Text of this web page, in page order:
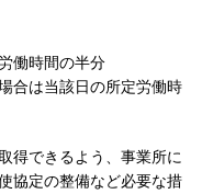
働時間の半分
合は当該日の所定労働時
得できるよう、事業所に
協定の整備など必要な措